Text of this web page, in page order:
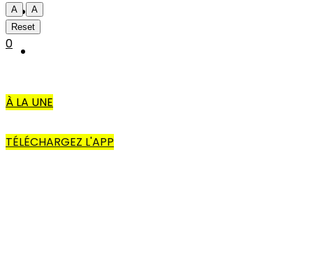
L’EDITO
À LA UNE
TÉLÉCHARGEZ L'APP
A
A
Reset
0